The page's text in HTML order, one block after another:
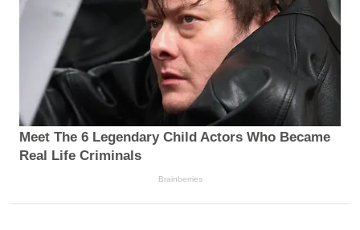
Meet The 6 Legendary Child Actors Who Became
Real Life Criminals
Brainberries